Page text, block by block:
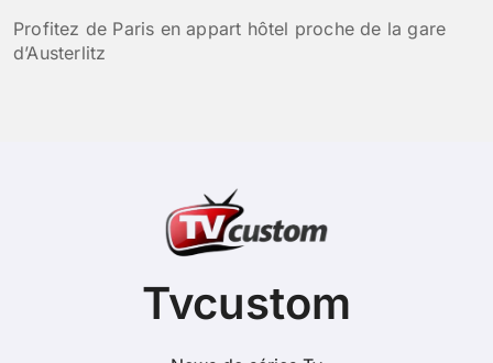
Profitez de Paris en appart hôtel proche de la gare
d’Austerlitz
Tvcustom